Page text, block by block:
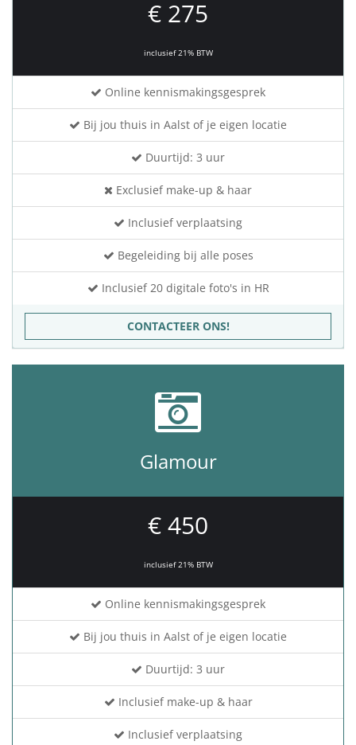
€ 275
inclusief 21% BTW
Online kennismakingsgesprek
Bij jou thuis in Aalst of je eigen locatie
Duurtijd: 3 uur
Exclusief make-up & haar
Inclusief verplaatsing
Begeleiding bij alle poses
Inclusief 20 digitale foto's in HR
CONTACTEER ONS!
Glamour
€ 450
inclusief 21% BTW
Online kennismakingsgesprek
Bij jou thuis in Aalst of je eigen locatie
Duurtijd: 3 uur
Inclusief make-up & haar
Inclusief verplaatsing